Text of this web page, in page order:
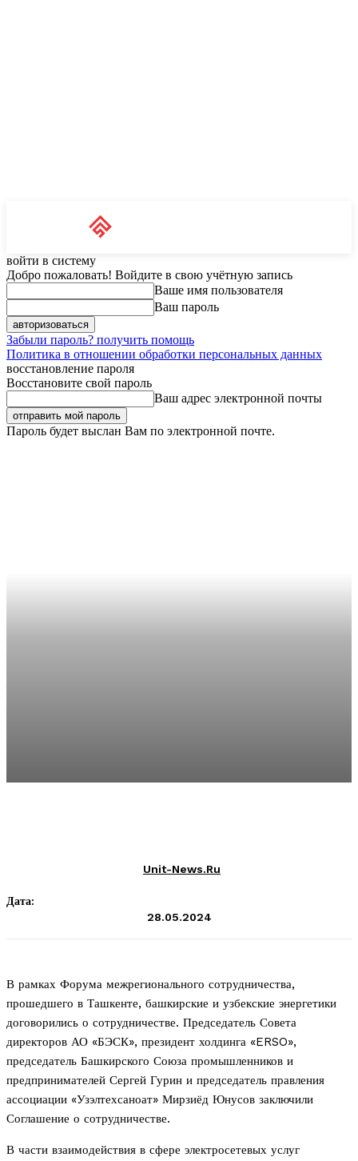
войти в систему
Добро пожаловать! Войдите в свою учётную запись
Ваше имя пользователя
Ваш пароль
Забыли пароль? получить помощь
Политика в отношении обработки персональных данных
восстановление пароля
Восстановите свой пароль
Ваш адрес электронной почты
Пароль будет выслан Вам по электронной почте.
Unit-News.ru
Дата:
28.05.2024
В рамках Форума межрегионального сотрудничества,
прошедшего в Ташкенте, башкирские и узбекские энергетики
договорились о сотрудничестве. Председатель Совета
директоров АО «БЭСК», президент холдинга «ERSO»,
председатель Башкирского Союза промышленников и
предпринимателей Сергей Гурин и председатель правления
ассоциации «Узэлтехсаноат» Мирзиёд Юнусов заключили
Соглашение о сотрудничестве.
В части взаимодействия в сфере электросетевых услуг